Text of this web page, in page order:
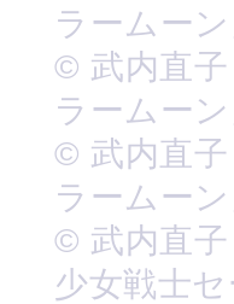
ラームー
© 武内直
ラームー
© 武内直
ラームー
© 武内直
少女戦士